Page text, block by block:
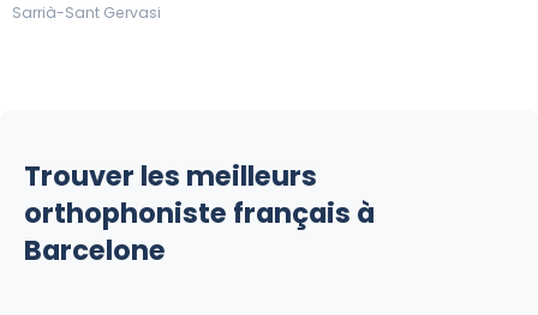
Sarrià-Sant Gervasi
Trouver les meilleurs
orthophoniste français à
Barcelone